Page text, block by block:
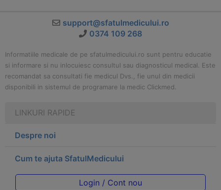
support@sfatulmedicului.ro
0374 109 268
Informatiile medicale de pe sfatulmedicului.ro sunt pentru educatie
si informare si nu inlocuiesc consultul sau diagnosticul medical. Este
recomandat sa consultati fie medicul Dvs., fie unul din medicii
disponibili in sistemul de programare la medic Clickmed.
LINKURI RAPIDE
Despre noi
Cum te ajuta SfatulMedicului
Login / Cont nou